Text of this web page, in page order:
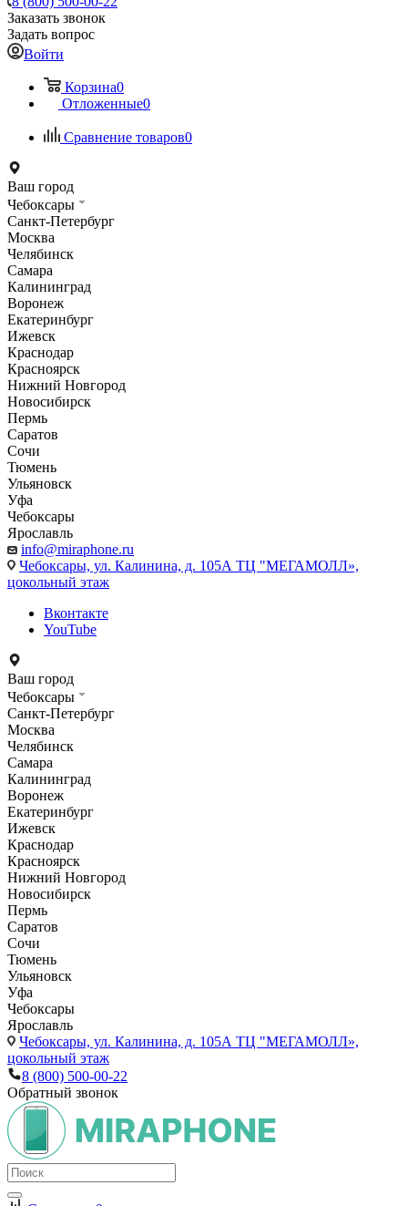
Заказать звонок
Задать вопрос
Войти
Корзина0
Отложенные0
Сравнение товаров0
Ваш город
Чебоксары
Санкт-Петербург
Москва
Челябинск
Самара
Калининград
Воронеж
Екатеринбург
Ижевск
Краснодар
Красноярск
Нижний Новгород
Новосибирск
Пермь
Саратов
Сочи
Тюмень
Ульяновск
Уфа
Чебоксары
Ярославль
info@miraphone.ru
Чебоксары, ул. Калинина, д. 105А ТЦ "МЕГАМОЛЛ»,
цокольный этаж
Вконтакте
YouTube
Ваш город
Чебоксары
Санкт-Петербург
Москва
Челябинск
Самара
Калининград
Воронеж
Екатеринбург
Ижевск
Краснодар
Красноярск
Нижний Новгород
Новосибирск
Пермь
Саратов
Сочи
Тюмень
Ульяновск
Уфа
Чебоксары
Ярославль
Чебоксары, ул. Калинина, д. 105А ТЦ "МЕГАМОЛЛ»,
цокольный этаж
8 (800) 500-00-22
Обратный звонок